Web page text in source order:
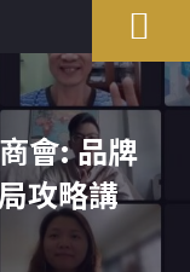
會: 品牌
攻略講